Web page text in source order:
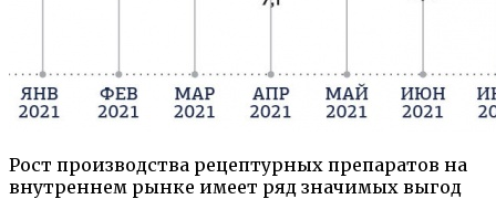
Рост производства рецептурных препаратов на
внутреннем рынке имеет ряд значимых выгод